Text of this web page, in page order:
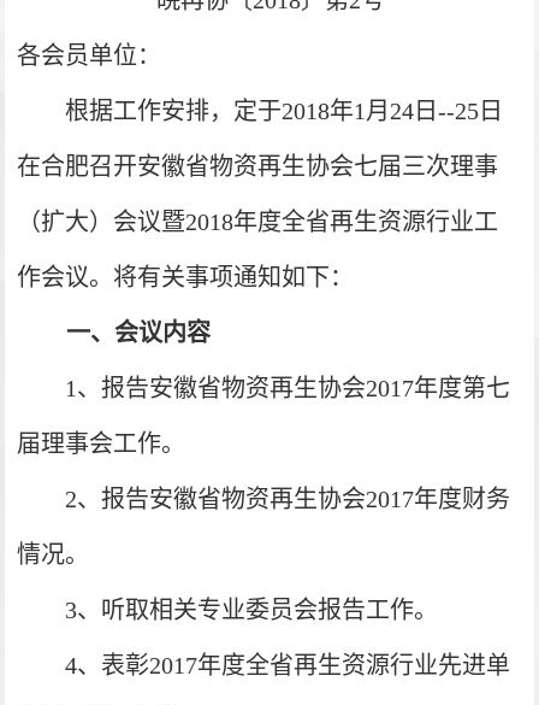
各会员单位：
根据工作安排，定于2018年1月24日--25日
在合肥召开安徽省物资再生协会七届三次理事
（扩大）会议暨2018年度全省再生资源行业工
作会议。将有关事项通知如下：
一、会议内容
1、报告安徽省物资再生协会2017年度第七
届理事会工作。
2、报告安徽省物资再生协会2017年度财务
情况。
3、听取相关专业委员会报告工作。
4、表彰2017年度全省再生资源行业先进单